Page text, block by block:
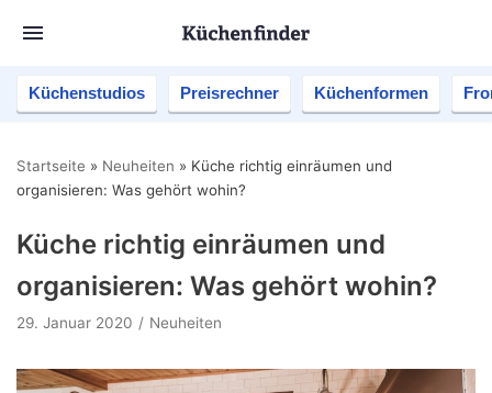
Küchenstudios Preisrechner Küchenformen
Startseite » Neuheiten » Küche richtig einräumen und
organisieren: Was gehört wohin?
Küche richtig einräumen und
organisieren: Was gehört wohin?
29. Januar 2020 Neuheiten